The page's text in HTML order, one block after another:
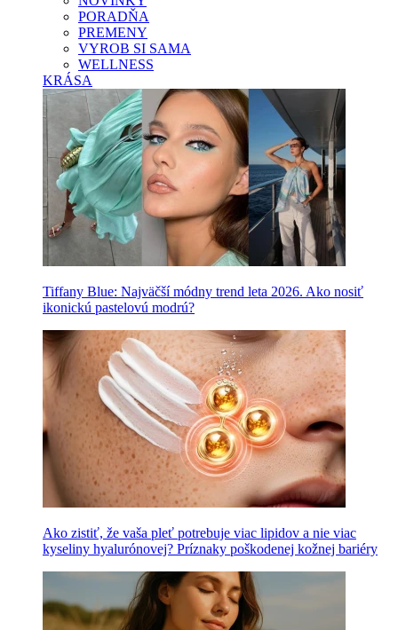
PORADŇA
PREMENY
VYROB SI SAMA
WELLNESS
KRÁSA
Tiffany Blue: Najväčší módny trend leta 2026. Ako nosiť
ikonickú pastelovú modrú?
Ako zistiť, že vaša pleť potrebuje viac lipidov a nie viac
kyseliny hyalurónovej? Príznaky poškodenej kožnej bariéry